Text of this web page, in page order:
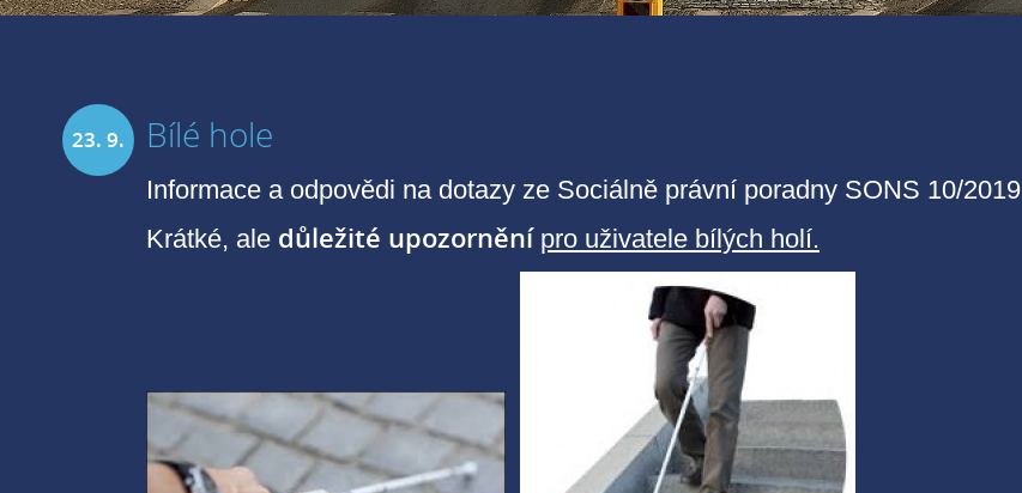
23. 9. Bílé hole
Informace a odpovědi na dotazy ze Sociálně právní poradny SONS 10/2019
Krátké, ale důležité upozornění pro uživatele bílých holí.